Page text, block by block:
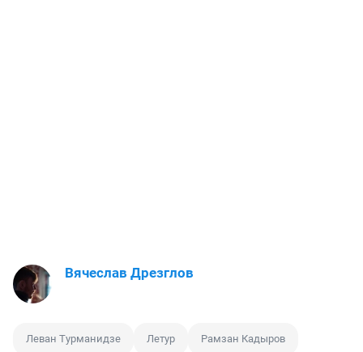
Вячеслав Дрезглов
Леван Турманидзе Летур Рамзан Кадыров